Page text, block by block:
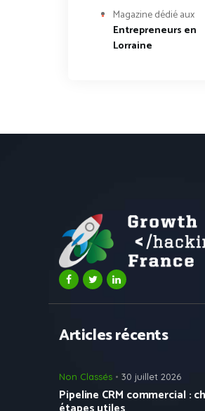
Magazine dédié aux
Entrepreneurs en
Lorraine
Articles récents
Non Classés 30 juillet 2026
Pipeline CRM commercial :